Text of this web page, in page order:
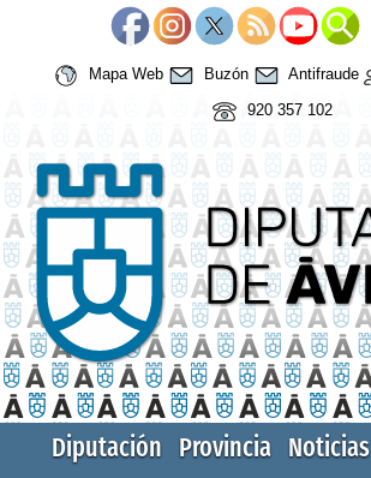
Mapa Web Buzón Antifraude
920 357 102
Diputación Provincia Noticias